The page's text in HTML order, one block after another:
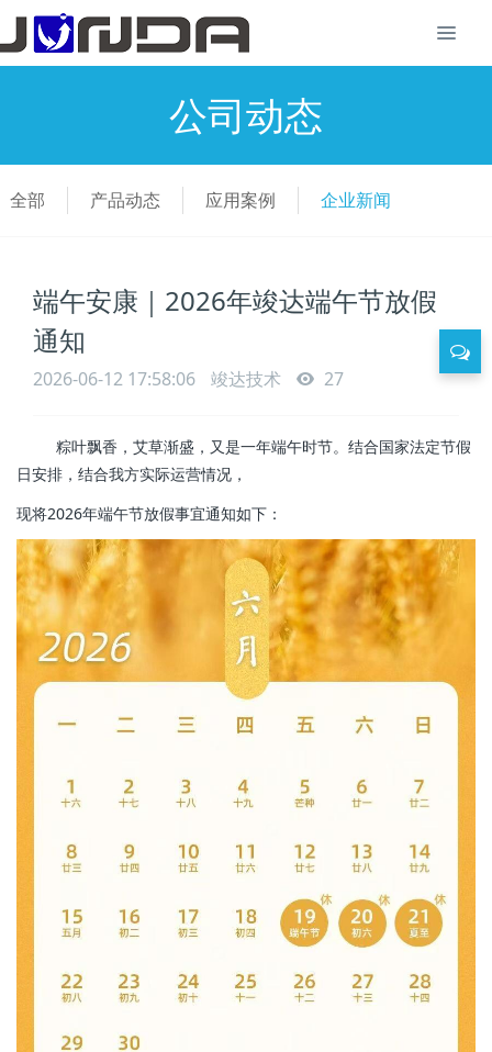
公司动态
全部 产品动态 应用案例 企业新闻
端午安康｜2026年竣达端午节放假
通知
2026-06-12 17:58:06 竣达技术 27
粽叶飘香，艾草渐盛，又是一年端午时节。结合国家法定节假
日安排，结合我方实际运营情况，
现将2026年端午节放假事宜通知如下：